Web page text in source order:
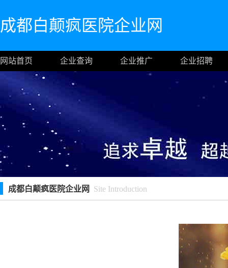
成都白颠疯医院企业网
网站首页 企业查询 企业推广 企业招聘
成都白颠疯医院企业网 Site Introduction